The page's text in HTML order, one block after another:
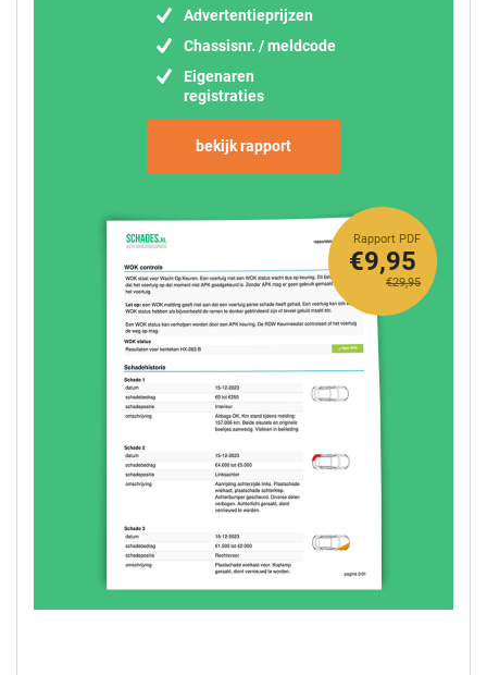
Advertentieprijzen
Chassisnr. / meldcode
Eigenaren
registraties
bekijk rapport
Rapport PDF
€29,95
€9,95